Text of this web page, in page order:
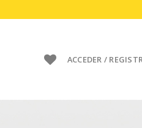
ACCEDER /